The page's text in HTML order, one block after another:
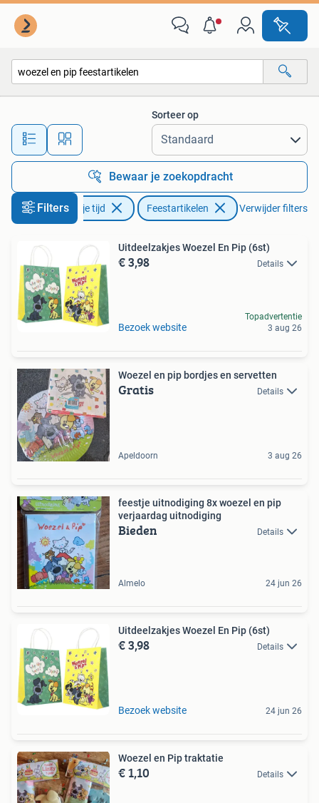
Alle afstanden…
Sorteer op
Bewaar je zoekopdracht
Filters
Hobby en Vrije tijd Feestartikelen Verwijder filters
Uitdeelzakjes Woezel En Pip (6st)
€ 3,98 Details
Bezoek website
Topadvertentie
3 aug 26
Woezel en pip bordjes en servetten
Gratis Details
Apeldoorn 3 aug 26
feestje uitnodiging 8x woezel en pip
verjaardag uitnodiging
Bieden Details
Almelo 24 jun 26
Uitdeelzakjes Woezel En Pip (6st)
€ 3,98 Details
Bezoek website 24 jun 26
Woezel en Pip traktatie
€ 1,10 Details